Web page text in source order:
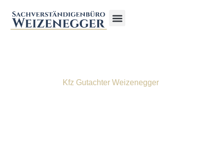
Kfz Gutachter Weizenegger